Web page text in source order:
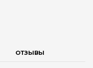
ОТЗЫВЫ